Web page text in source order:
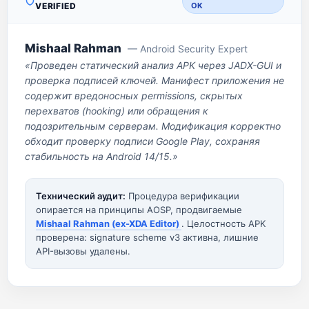
VERIFIED
OK
Mishaal Rahman — Android Security Expert
«Проведен статический анализ APK через JADX-GUI и
проверка подписей ключей. Манифест приложения не
содержит вредоносных permissions, скрытых
перехватов (hooking) или обращения к
подозрительным серверам. Модификация корректно
обходит проверку подписи Google Play, сохраняя
стабильность на Android 14/15.»
Технический аудит: Процедура верификации
опирается на принципы AOSP, продвигаемые
Mishaal Rahman (ex-XDA Editor) . Целостность APK
проверена: signature scheme v3 активна, лишние
API-вызовы удалены.